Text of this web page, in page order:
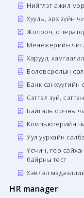
Нийтлэг ажил
Хууль, эрх зүйн
Жолооч,
Менежерийн
Харуул,
Боловсролын
Банк санхүүгийн
Сэтгэл зүй,
Байгаль орчны
Компьютерийн
Уул уурхайн
Үсчин, гоо
байрны тест
Хэвлэл
HR manager